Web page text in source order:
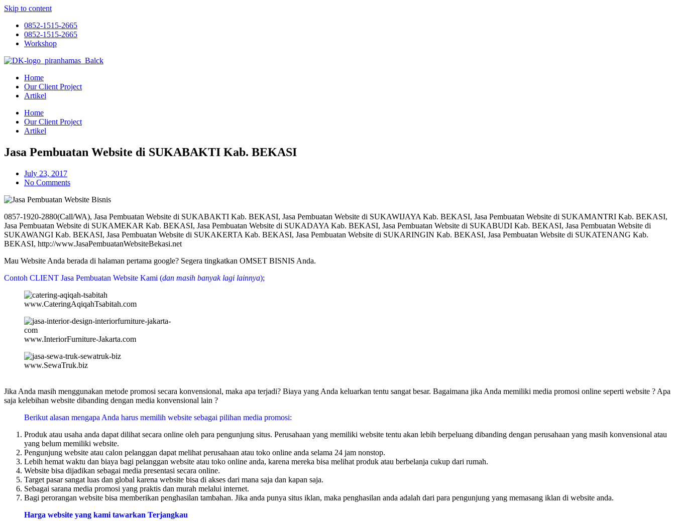
Skip to content
0852-1515-2665
0852-1515-2665
Workshop
Home
Our Client Project
Artikel
Home
Our Client Project
Artikel
Jasa Pembuatan Website di SUKABAKTI Kab. BEKASI
July 23, 2017
No Comments
0857-1920-2880(Call/WA), Jasa Pembuatan Website di SUKABAKTI Kab. BEKASI, Jasa Pembuatan Website di SUKAWIJAYA Kab. BEKASI, Jasa Pembuatan Website di SUKAMANTRI Kab. BEKASI,
Jasa Pembuatan Website di SUKAMEKAR Kab. BEKASI, Jasa Pembuatan Website di SUKADAYA Kab. BEKASI, Jasa Pembuatan Website di SUKABUDI Kab. BEKASI, Jasa Pembuatan Website di
SUKAWANGI Kab. BEKASI, Jasa Pembuatan Website di SUKAKERTA Kab. BEKASI, Jasa Pembuatan Website di SUKARINGIN Kab. BEKASI, Jasa Pembuatan Website di SUKATENANG Kab.
BEKASI, http://www.JasaPembuatanWebsiteBekasi.net
Mau Website Anda berada di halaman pertama google? Segera tingkatkan OMSET BISNIS Anda.
Contoh CLIENT Jasa Pembuatan Website Kami (dan masih banyak lagi lainnya);
www.CateringAqiqahTsabitah.com
www.InteriorFurniture-Jakarta.com
www.SewaTruk.biz
Jika Anda masih menggunakan metode promosi secara konvensional, maka apa terjadi? Biaya yang Anda keluarkan tentu sangat besar. Bagaimana jika Anda memiliki media promosi online seperti website ? Apa
saja kelebihan website dibanding dengan media konvensional lain ?
Berikut alasan mengapa Anda harus memilih website sebagai pilihan media promosi:
Produk atau usaha anda dapat dilihat secara online oleh para pengunjung situs. Perusahaan yang memiliki website tentu akan lebih berpeluang dibanding dengan perusahaan yang masih konvensional atau
yang belum memiliki website.
Pengunjung website atau calon pelanggan dapat melihat perusahaan atau toko online anda selama 24 jam nonstop.
Lebih hemat waktu dan biaya bagi pelanggan website atau toko online anda, karena mereka bisa melihat produk atau berbelanja cukup dari rumah.
Website bisa dijadikan sebagai media presentasi secara online.
Target pasar sangat luas dan global karena website bisa di akses dari mana saja dan kapan saja.
Sebagai sarana media promosi yang praktis dan murah melalui internet.
Bagi perorangan website bisa memberikan penghasilan tambahan. Jika anda punya situs iklan, maka penghasilan anda adalah dari para pengunjung yang memasang iklan di website anda.
Harga website yang kami tawarkan Terjangkau